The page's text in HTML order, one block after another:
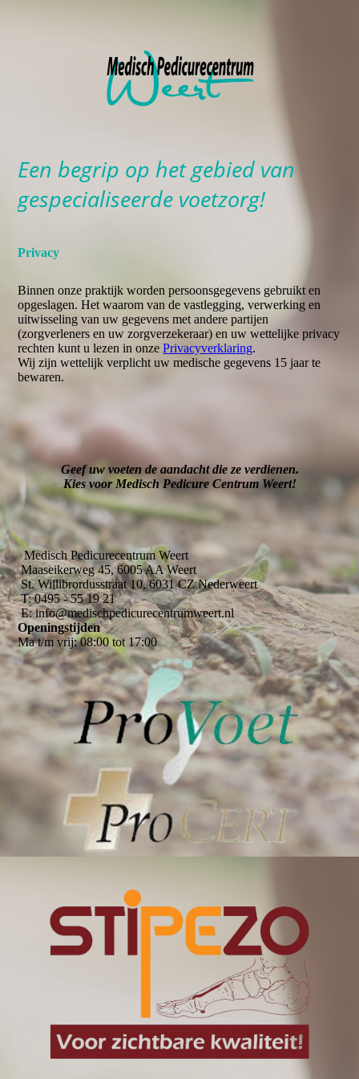
Een begrip op het gebied van
gespecialiseerde voetzorg!
Privacy
Binnen onze praktijk worden persoonsgegevens gebruikt en
opgeslagen. Het waarom van de vastlegging, verwerking en
uitwisseling van uw gegevens met andere partijen
(zorgverleners en uw zorgverzekeraar) en uw wettelijke privacy
rechten kunt u lezen in onzePrivacyverklaring.
Wij zijn wettelijk verplicht uw medische gegevens 15 jaar te
bewaren.
Geef uw voeten de aandacht die ze verdienen.
Kies voor Medisch Pedicure Centrum Weert!
Medisch Pedicurecentrum Weert
Maaseikerweg 45, 6005 AA Weert
St. Willibrordusstraat 10, 6031 CZ Nederweert
T: 0495 - 55 19 21
E: info@medischpedicurecentrumweert.nl
Openingstijden
Ma t/m vrij: 08:00 tot 17:00